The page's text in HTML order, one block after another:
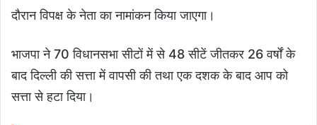
दौरान विपक्ष के नेता का नामांकन किया जाएगा।
भाजपा ने 70 विधानसभा सीटों में से 48 सीटें जीतकर 26 वर्षों के
बाद दिल्ली की सत्ता में वापसी की तथा एक दशक के बाद आप को
सत्ता से हटा दिया।